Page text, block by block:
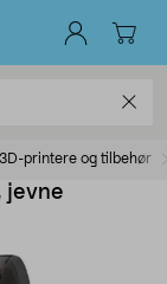
3D-printere og tilbehør
jevne